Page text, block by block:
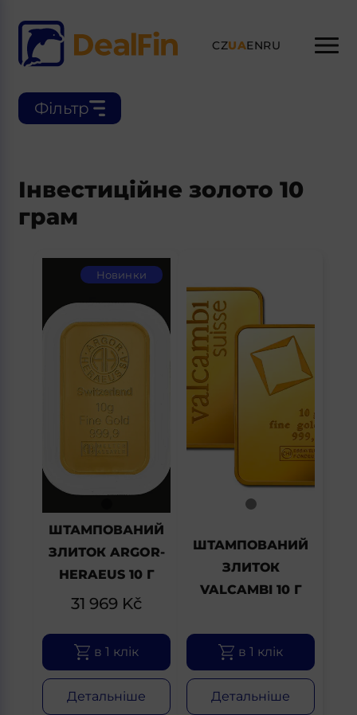
CZUAENRU
Фільтр
Інвестиційне золото 10
грам
Новинки
ШТАМПОВАНИЙ
ЗЛИТОК ARGOR-
HERAEUS 10 Г
31 969 Kč
в 1 клік
Детальніше
ШТАМПОВАНИЙ
ЗЛИТОК
VALCAMBI 10 Г
в 1 клік
Детальніше